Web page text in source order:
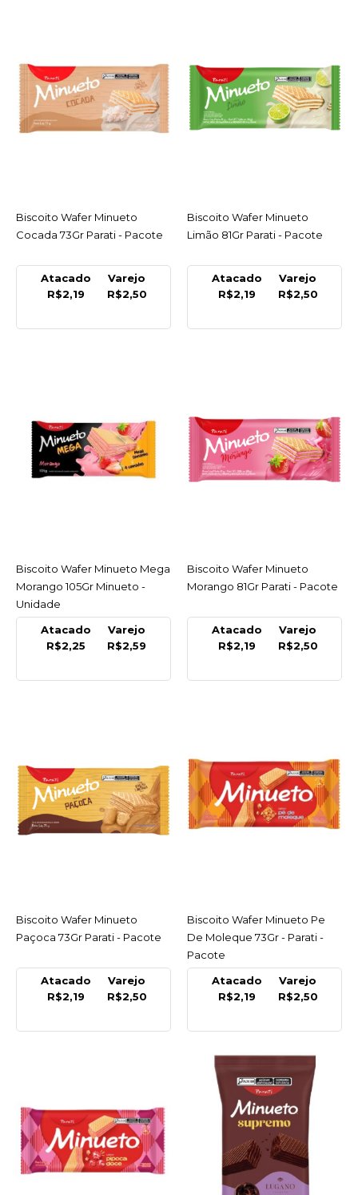
COMPRAR
COMPARAR
Biscoito Wafer Minueto
Cocada 73Gr Parati -
R$2,50
MINUETO
Biscoito Wafer Minueto
Limão 81Gr Parati -
Pacote
Mega Morango 105Gr
COMPRAR
COMPARAR
LISTA DE DESEJO
Pacote
R$2,50
COMPRAR
MINUETO
Biscoito Wafer Minueto
Paçoca 73Gr Parati -
R$2,50
ACESSAR
Biscoito Wafer Minueto
Cocada 73Gr Parati - Pacote
Atacado
R$2,19
Varejo
R$2,50
ACESSAR
Biscoito Wafer Minueto
Limão 81Gr Parati - Pacote
Atacado
R$2,19
Varejo
R$2,50
ACESSAR
Biscoito Wafer Minueto Mega
Morango 105Gr Minueto -
Unidade
Atacado
R$2,25
Varejo
R$2,59
ACESSAR
Biscoito Wafer Minueto
Morango 81Gr Parati - Pacote
Atacado
R$2,19
Varejo
R$2,50
ACESSAR
Biscoito Wafer Minueto
Paçoca 73Gr Parati - Pacote
Atacado
R$2,19
Varejo
R$2,50
ACESSAR
Biscoito Wafer Minueto Pe
De Moleque 73Gr - Parati -
Pacote
Atacado
R$2,19
Varejo
R$2,50